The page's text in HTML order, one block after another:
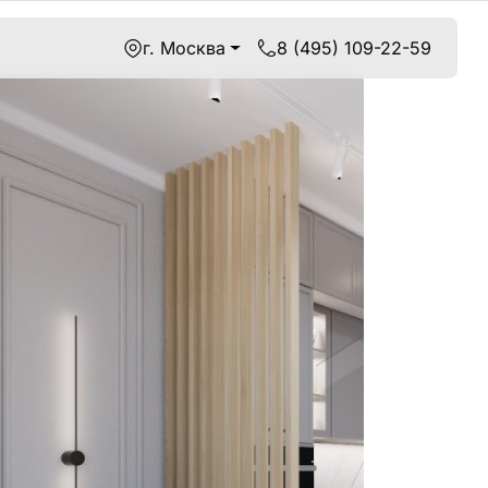
г. Москва 8 (495) 109-22-59